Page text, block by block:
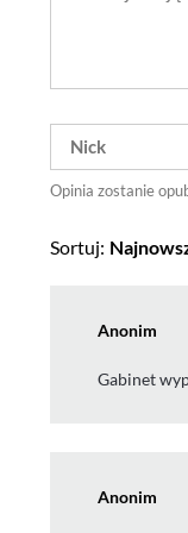
Opinia zostanie
Sortuj:
Anonim
Gabinet
Anonim